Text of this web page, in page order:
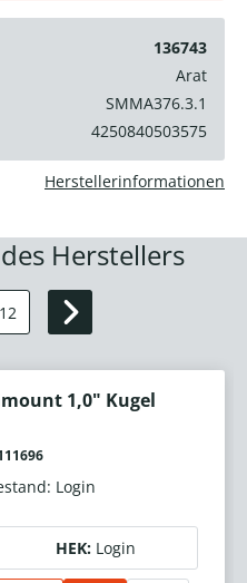
136743
Arat
SMMA376.3.1
4250840503575
Herstellerinformationen
Herstellers
12
1,0" Kugel
Login
HEK: Login